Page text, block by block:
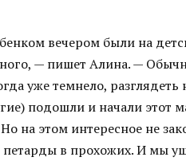
вечером были на
— пишет Алина. —
уже темнело,
подошли и начали этот
на этом интересное не
петарды в прохожих. И мы